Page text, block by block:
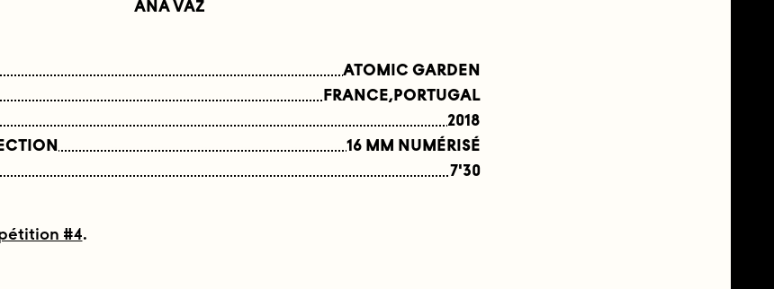
ANA VAZ
ATOMIC GARDEN
FRANCE,PORTUGAL
2018
16 MM NUMÉRISÉ
7'30
#4.